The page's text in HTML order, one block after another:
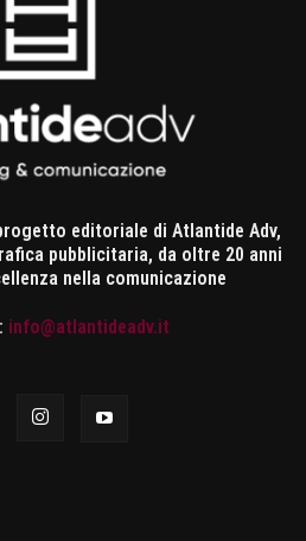
editoriale di Atlantide Adv,
pubblicitaria, da oltre 20 anni
nella comunicazione
info@atlantideadv.it